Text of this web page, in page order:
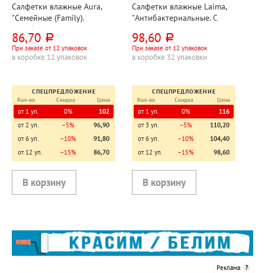
Салфетки влажные Aura,
"Семейные (Family).
Антибактериальные", 72шт
86,70 руб.
При заказе от 12 упаковок
в коробке 12 упаковок
СПЕЦПРЕДЛОЖЕНИЕ
Кол-во
Скидка Цена
от 1 уп. 0%
102
от 2 уп.
−5%
96,90
от 6 уп.
−10%
91,80
от 12 уп.
−15% 86,70
Салфетки влажные Laima,
"Антибактериальные. С
19см*15см, 50шт
98,60 руб.
При заказе от 12 упаковок
в коробке 32 упаковки
СПЕЦПРЕДЛОЖЕНИЕ
Кол-во
Скидка Цена
от 1 уп. 0%
116
от 3 уп.
−5%
110,20
от 6 уп.
−10%
104,40
от 12 уп.
−15% 98,60
Реклама